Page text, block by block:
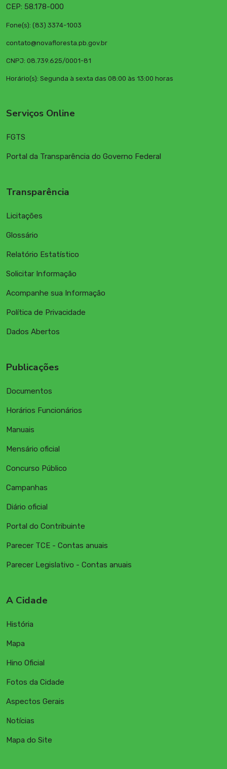
CEP: 58.178-000
Fone(s): (83) 3374-1003
contato@novafloresta.pb.gov.br
CNPJ: 08.739.625/0001-81
Horário(s): Segunda à sexta das 08:00 às 13:00 horas
Serviços Online
FGTS
Portal da Transparência do Governo Federal
Transparência
Licitações
Glossário
Relatório Estatístico
Solicitar Informação
Acompanhe sua Informação
Política de Privacidade
Dados Abertos
Publicações
Documentos
Horários Funcionários
Manuais
Mensário oficial
Concurso Público
Campanhas
Diário oficial
Portal do Contribuinte
Parecer TCE - Contas anuais
Parecer Legislativo - Contas anuais
A Cidade
História
Mapa
Hino Oficial
Fotos da Cidade
Aspectos Gerais
Notícias
Mapa do Site